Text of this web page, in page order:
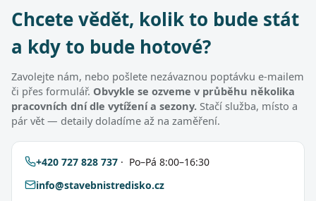
Chcete vědět, kolik to bude stát
a kdy to bude hotové?
Zavolejte nám, nebo pošlete nezávaznou poptávku e-mailem
či přes formulář. Obvykle se ozveme v průběhu několika
pracovních dní dle vytížení a sezony. Stačí služba, místo a
pár vět — detaily doladíme až na zaměření.
+420 727 828 737 · Po–Pá 8:00–16:30
info@stavebnistredisko.cz